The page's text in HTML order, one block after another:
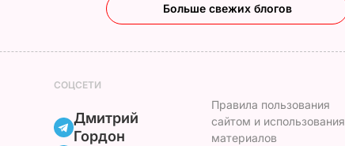
Больше свежих блогов
СОЦСЕТИ
Дмитрий
Гордон
Правила пользования
сайтом и использования
материалов